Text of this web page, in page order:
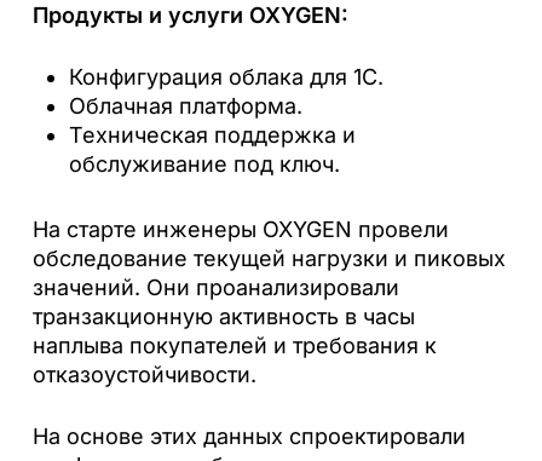
Продукты и услуги OXYGEN:
Конфигурация облака для 1С.
Облачная платформа.
Техническая поддержка и
обслуживание под ключ.
На старте инженеры OXYGEN провели
обследование текущей нагрузки и пиковых
значений. Они проанализировали
транзакционную активность в часы
наплыва покупателей и требования к
отказоустойчивости.
На основе этих данных спроектировали